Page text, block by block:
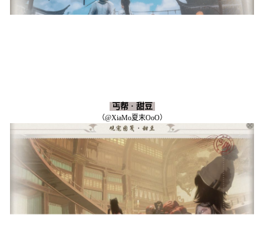
丐帮 · 甜豆
（@XiaMo夏末OoO）